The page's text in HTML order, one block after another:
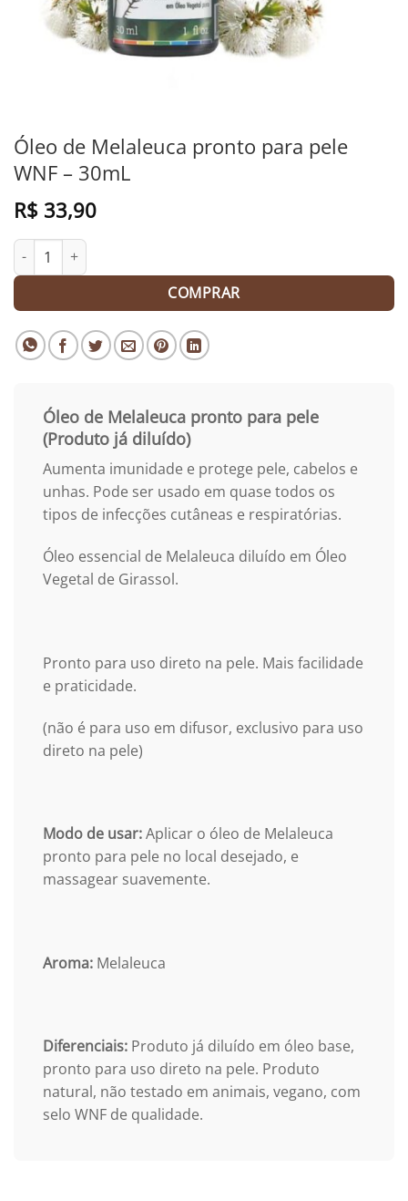
Óleo de Melaleuca pronto para pele
WNF – 30mL
R$ 33,90
Óleo de Melaleuca pronto para pele WNF – 30mL quantidade
COMPRAR
Óleo de Melaleuca pronto para pele
(Produto já diluído)
Aumenta imunidade e protege pele, cabelos e
unhas. Pode ser usado em quase todos os
tipos de infecções cutâneas e respiratórias.
Óleo essencial de Melaleuca diluído em Óleo
Vegetal de Girassol.
Pronto para uso direto na pele. Mais facilidade
e praticidade.
(não é para uso em difusor, exclusivo para uso
direto na pele)
Modo de usar:Aplicar o óleo de Melaleuca
pronto para pele no local desejado, e
massagear suavemente.
Aroma: Melaleuca
Diferenciais: Produto já diluído em óleo base,
pronto para uso direto na pele. Produto
natural, não testado em animais, vegano, com
selo WNF de qualidade.